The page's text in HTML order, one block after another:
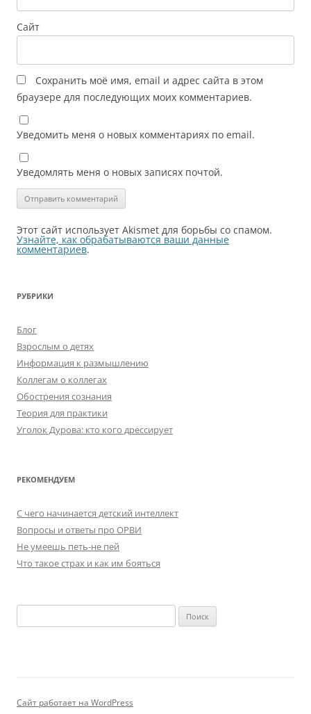
Сайт
Сохранить моё имя, email и адрес сайта в этом
браузере для последующих моих комментариев.
Уведомить меня о новых комментариях по email.
Уведомлять меня о новых записях почтой.
Этот сайт использует Akismet для борьбы со спамом.
Узнайте, как обрабатываются ваши данные
комментариев.
РУБРИКИ
Блог
Взрослым о детях
Информация к размышлению
Коллегам о коллегах
Обострения сознания
Теория для практики
Уголок Дурова: кто кого дрессирует
РЕКОМЕНДУЕМ
C чего начинается детский интеллект
Вопросы и ответы про ОРВИ
Не умеешь петь-не пей
Что такое страх и как им бояться
Сайт работает на WordPress